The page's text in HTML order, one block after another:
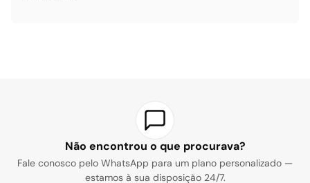
Não encontrou o que procurava?
Fale conosco pelo WhatsApp para um plano personalizado —
estamos à sua disposição 24/7.